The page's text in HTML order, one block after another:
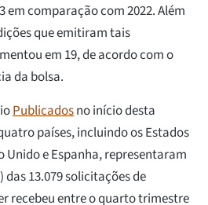
em comparação com 2022. Além
que emitiram tais
em 19, de acordo com o
da bolsa.
Publicadosno início desta
países, incluindo os Estados
Unido e Espanha, representaram
13.079 solicitações de
recebeu entre o quarto trimestre